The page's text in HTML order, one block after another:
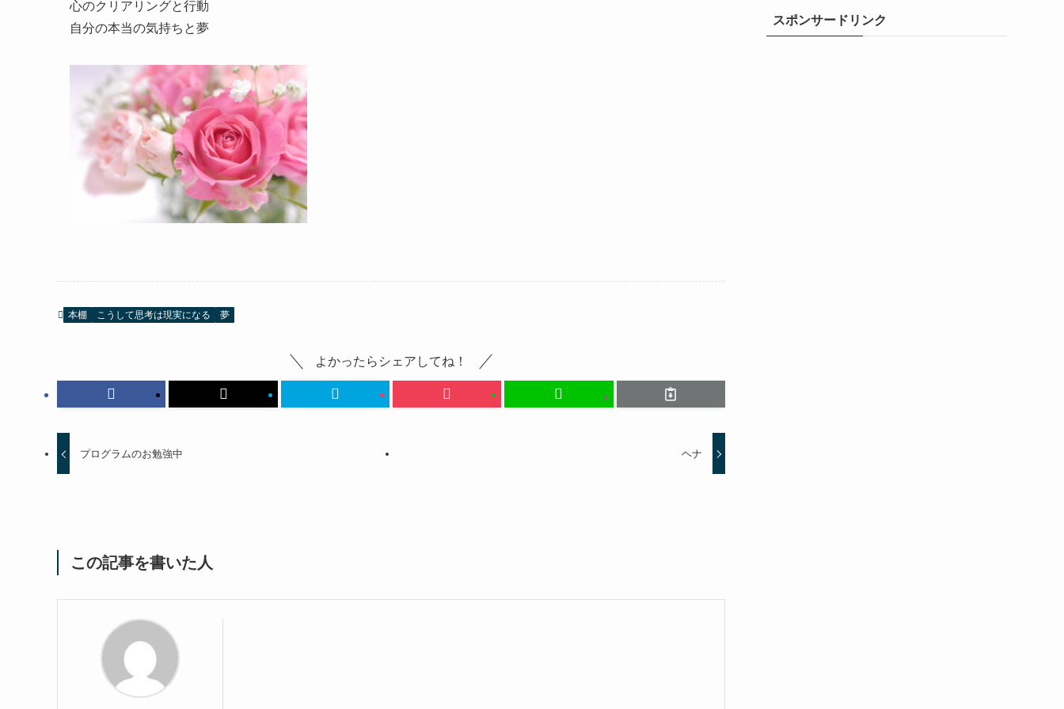
心のクリアリングと行動
自分の本当の気持ちと夢
本棚 こうして思考は現実になる 夢
よかったらシェアしてね！
プログラムのお勉強中 ヘナ
この記事を書いた人
スポンサードリンク